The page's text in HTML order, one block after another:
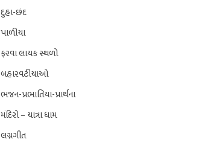
દુહા-છંદ
પાળીયા
ફરવા લાયક સ્થળો
બહારવટીયાઓ
ભજન-પ્રભાતિયા-પ્રાર્થના
મંદિરો – યાત્રા ધામ
લગ્નગીત